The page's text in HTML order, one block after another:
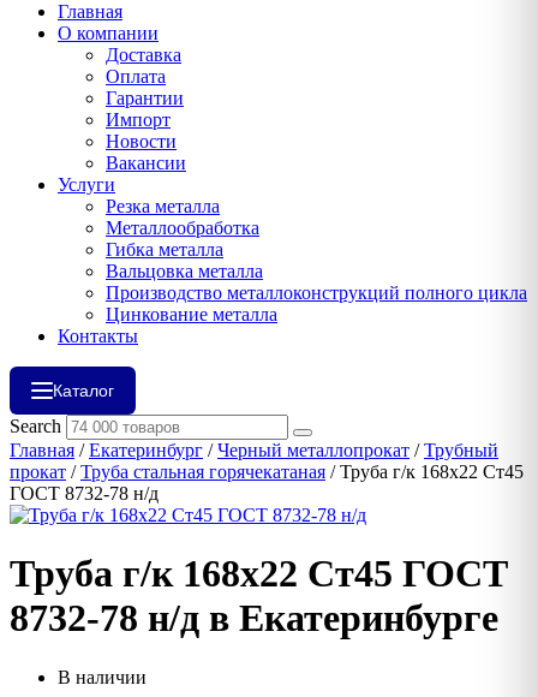
Главная
О компании
Доставка
Оплата
Гарантии
Импорт
Новости
Вакансии
Услуги
Резка металла
Металлообработка
Гибка металла
Вальцовка металла
Производство металлоконструкций полного цикла
Цинкование металла
Контакты
Каталог
Search
Главная /Екатеринбург /Черный металлопрокат /Трубный
прокат /Труба стальная горячекатаная / Труба г/к 168х22 Ст45
ГОСТ 8732-78 н/д
Труба г/к 168х22 Ст45 ГОСТ
8732-78 н/д в Екатеринбурге
В наличии